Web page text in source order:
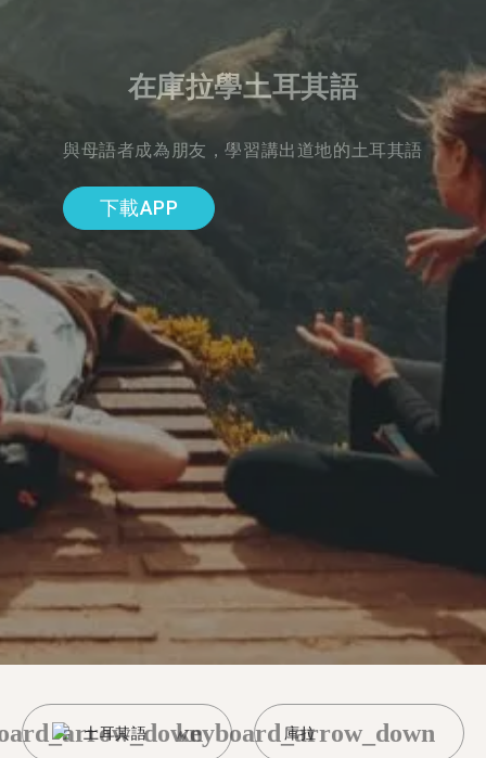
在庫拉學土耳其語
與母語者成為朋友，學習講出道地的土耳其語
下載APP
土耳其語 庫拉
keyboard_arrow_down